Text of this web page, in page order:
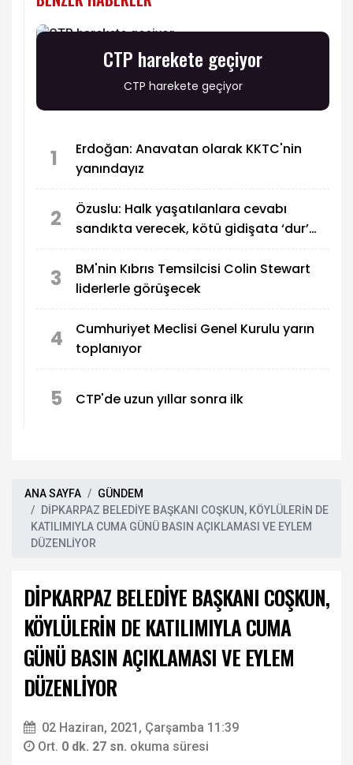
CTP harekete geçiyor
CTP harekete geçiyor
1
Erdoğan: Anavatan olarak KKTC'nin
yanındayız
2
Özuslu: Halk yaşatılanlara cevabı
sandıkta verecek, kötü gidişata ‘dur’
3
BM'nin Kıbrıs Temsilcisi Colin Stewart
liderlerle görüşecek
4
Cumhuriyet Meclisi Genel Kurulu yarın
toplanıyor
5 CTP'de uzun yıllar sonra ilk
ANA SAYFA
GÜNDEM
DİPKARPAZ BELEDİYE BAŞKANI COŞKUN, KÖYLÜLERİN DE
KATILIMIYLA CUMA GÜNÜ BASIN AÇIKLAMASI VE EYLEM
DÜZENLİYOR
DİPKARPAZ BELEDİYE BAŞKANI COŞKUN,
KÖYLÜLERİN DE KATILIMIYLA CUMA
GÜNÜ BASIN AÇIKLAMASI VE EYLEM
DÜZENLİYOR
02 Haziran, 2021, Çarşamba 11:39
Ort. 0 dk. 27 sn. okuma süresi